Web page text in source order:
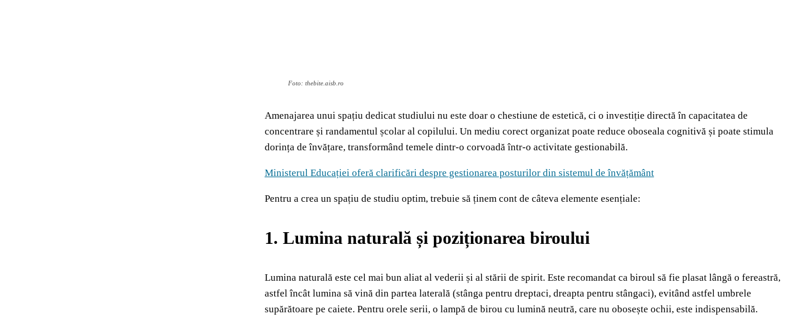
Foto: thebite.aisb.ro
Amenajarea unui spațiu dedicat studiului nu este doar o chestiune de estetică, ci o investiție directă în capacitatea de
concentrare și randamentul școlar al copilului. Un mediu corect organizat poate reduce oboseala cognitivă și poate stimula
dorința de învățare, transformând temele dintr-o corvoadă într-o activitate gestionabilă.
Ministerul Educației oferă clarificări despre gestionarea posturilor din sistemul de învățământ
Pentru a crea un spațiu de studiu optim, trebuie să ținem cont de câteva elemente esențiale:
1. Lumina naturală și poziționarea biroului
Lumina naturală este cel mai bun aliat al vederii și al stării de spirit. Este recomandat ca biroul să fie plasat lângă o fereastră,
astfel încât lumina să vină din partea laterală (stânga pentru dreptaci, dreapta pentru stângaci), evitând astfel umbrele
supărătoare pe caiete. Pentru orele serii, o lampă de birou cu lumină neutră, care nu obosește ochii, este indispensabilă.